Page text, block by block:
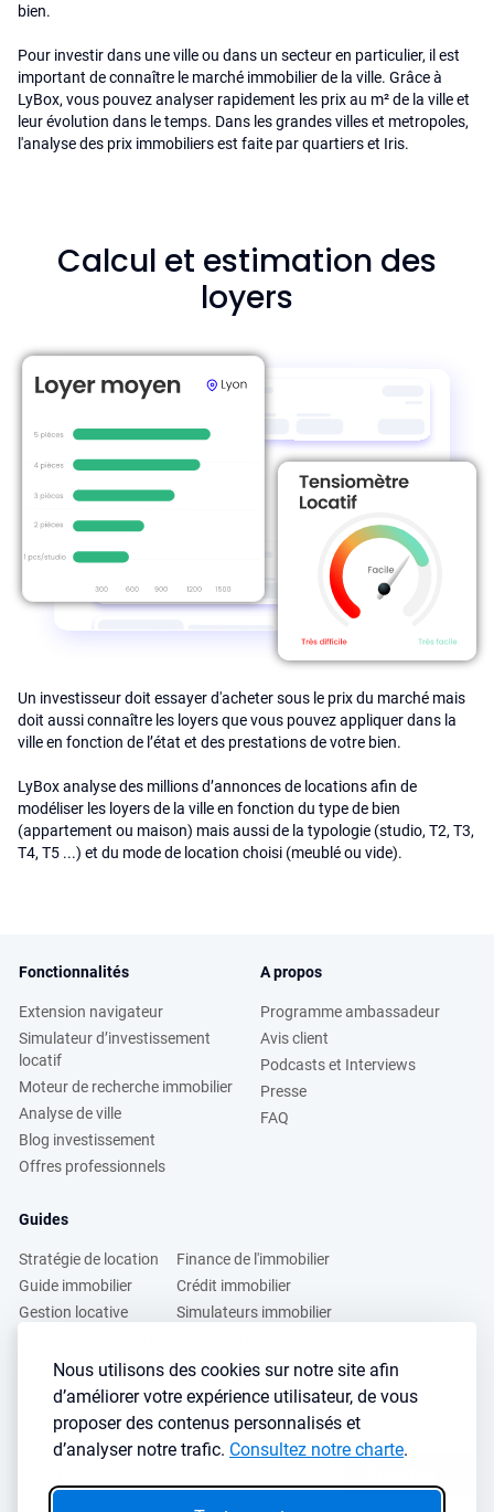
Nous utilisons des cookies sur notre site afin
d’améliorer votre expérience utilisateur, de vous
proposer des contenus personnalisés et
d’analyser notre trafic. Consultez notre charte.
bien.
Pour investir dans une ville ou dans un secteur en particulier, il est
important de connaître le marché immobilier de la ville. Grâce à
LyBox, vous pouvez analyser rapidement les prix au m² de la ville et
leur évolution dans le temps. Dans les grandes villes et metropoles,
l'analyse des prix immobiliers est faite par quartiers et Iris.
Calcul et estimation des
loyers
Un investisseur doit essayer d'acheter sous le prix du marché mais
doit aussi connaître les loyers que vous pouvez appliquer dans la
ville en fonction de l’état et des prestations de votre bien.
LyBox analyse des millions d’annonces de locations afin de
modéliser les loyers de la ville en fonction du type de bien
(appartement ou maison) mais aussi de la typologie (studio, T2, T3,
T4, T5 ...) et du mode de location choisi (meublé ou vide).
Fonctionnalités
Extension navigateur
Simulateur d’investissement
locatif
Moteur de recherche immobilier
Analyse de ville
Blog investissement
Offres professionnels
A propos
Programme ambassadeur
Avis client
Podcasts et Interviews
Presse
FAQ
Guides
Stratégie de location
Guide immobilier
Gestion locative
Finance de l'immobilier
Crédit immobilier
Simulateurs immobilier
Vous voulez apprendre à investir dans l’immobilier ?
Inscrivez vous à notre newsletter gratuite :